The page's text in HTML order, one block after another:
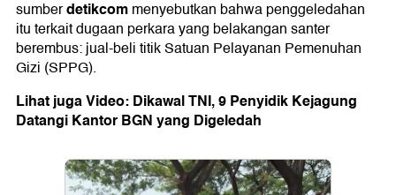
sumberdetikcommenyebutkan bahwa penggeledahan
itu terkait dugaan perkara yang belakangan santer
berembus: jual-beli titik Satuan Pelayanan Pemenuhan
Gizi (SPPG).
Lihat juga Video: Dikawal TNI, 9 Penyidik Kejagung
Datangi Kantor BGN yang Digeledah